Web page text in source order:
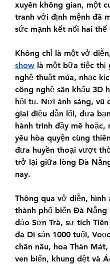
xuyên không gian, một
tranh với định mệnh đã
sức mạnh kết nối hai thế
Không chỉ là một vở
show là một bữa tiệc thị
nghệ thuật múa, nhạc
công nghệ sân khấu 3D
hội tụ. Nơi ánh sáng, vũ
giai điệu dẫn lối, đưa
hành trình đầy mê hoặc,
yêu hòa quyện cùng
đưa huyền thoại vượt
trở lại giữa lòng Đà
nay.
Thông qua vở diễn, hình
thành phố biển Đà Nẵng
đảo Sơn Trà, sự tích Tiên
đa Di sản 1000 tuổi,
chân nâu, hoa Thàn
ven biển, khung dệt và